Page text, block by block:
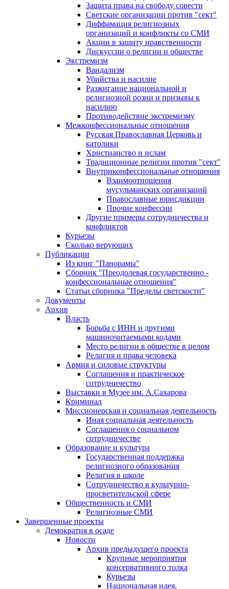
Защита права на свободу совести
Светские организации против "сект"
Диффамация религиозных
организаций и конфликты со СМИ
Акции в защиту нравственности
Дискуссии о религии и обществе
Экстремизм
Вандализм
Убийства и насилие
Разжигание национальной и
религиозной розни и призывы к
насилию
Противодействие экстремизму
Межконфессиональные отношения
Русская Православная Церковь и
католики
Христианство и ислам
Традиционные религии против "сект"
Внутриконфессиональные отношения
Взаимоотношения
мусульманских организаций
Православные юрисдикции
Прочие конфессии
Другие примеры сотрудничества и
конфликтов
Курьезы
Сколько верующих
Публикации
Из книг "Панорамы"
Сборник "Преодолевая государственно -
конфессиональные отношения"
Статьи сборника "Пределы светскости"
Документы
Архив
Власть
Борьба с ИНН и другими
машиночитаемыми кодами
Место религии в обществе в целом
Религия и права человека
Армия и силовые структуры
Соглашения и практическое
сотрудничество
Выставки в Музее им. А.Сахарова
Криминал
Миссионерская и социальная деятельность
Иная социальная деятельность
Соглашения о социальном
сотрудничестве
Образование и культура
Государственная поддержка
религиозного образования
Религия в школе
Сотрудничество в культурно-
просветительской сфере
Общественность и СМИ
Религиозные СМИ
Завершенные проекты
Демократия в осаде
Новости
Архив предыдущего проекта
Крупные мероприятия
консервативного толка
Курьезы
Национальная идея,